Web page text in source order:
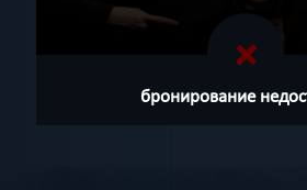
бронирование